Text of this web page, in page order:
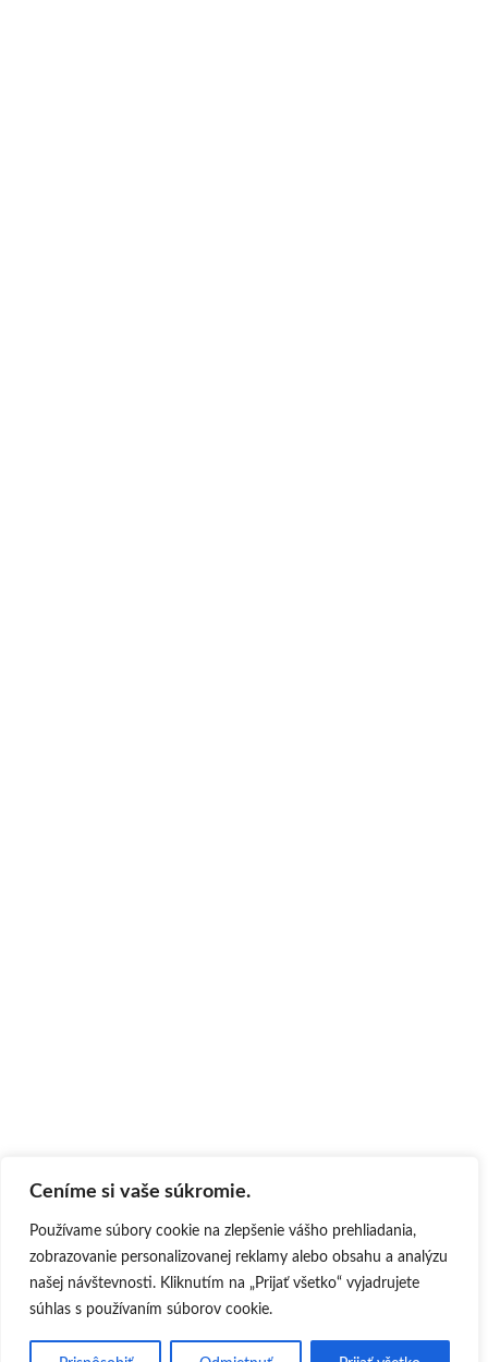
Ceníme si vaše súkromie.
Používame súbory cookie na zlepšenie vášho prehliadania,
zobrazovanie personalizovanej reklamy alebo obsahu a analýzu
našej návštevnosti. Kliknutím na „Prijať všetko“ vyjadrujete
súhlas s používaním súborov cookie.